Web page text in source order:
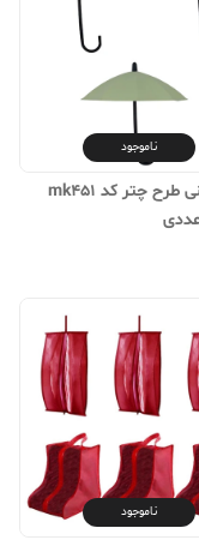
ناموجود
آویز تزیینی طرح چتر کد mk451
ناموجود